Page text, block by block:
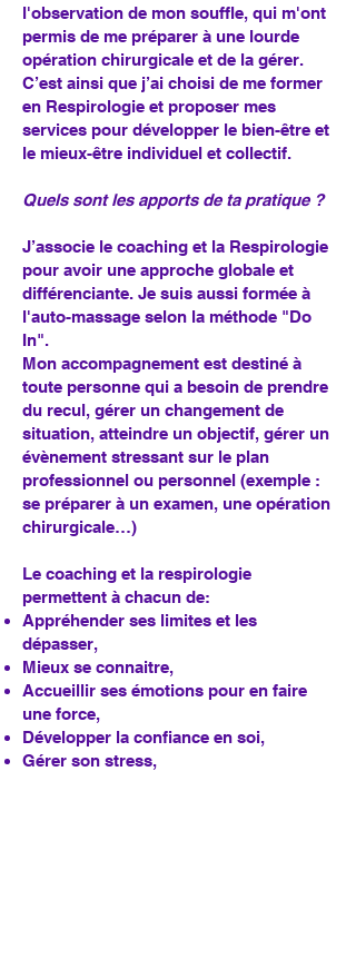
l'observation de mon souffle, qui m'ont
permis de me préparer à une lourde
opération chirurgicale et de la gérer.
C’est ainsi que j’ai choisi de me former
en Respirologie et proposer mes
services pour développer le bien-être et
le mieux-être individuel et collectif.
Quels sont les apports de ta pratique ?
J’associe le coaching et la Respirologie
pour avoir une approche globale et
différenciante. Je suis aussi formée à
l'auto-massage selon la méthode "Do
In".
Mon accompagnement est destiné à
toute personne qui a besoin de prendre
du recul, gérer un changement de
situation, atteindre un objectif, gérer un
évènement stressant sur le plan
professionnel ou personnel (exemple :
se préparer à un examen, une opération
chirurgicale…)
Le coaching et la respirologie
permettent à chacun de:
Appréhender ses limites et les
dépasser,
Mieux se connaitre,
Accueillir ses émotions pour en faire
une force,
Développer la confiance en soi,
Gérer son stress,